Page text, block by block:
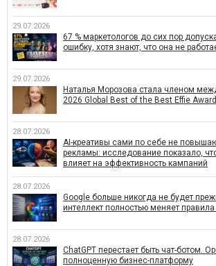
29.07.2026
67 % маркетологов до сих пор
ошибку, хотя знают, что она не
29.07.2026
Наталья Морозова стала членом
2026 Global Best of the Best Effie
28.07.2026
AI-креативы сами по себе не
рекламы: исследование показало,
влияет на эффективность кампаний
28.07.2026
Google больше никогда не будет
интеллект полностью меняет
28.07.2026
ChatGPT перестает быть чат-ботом.
полноценную бизнес-платформу